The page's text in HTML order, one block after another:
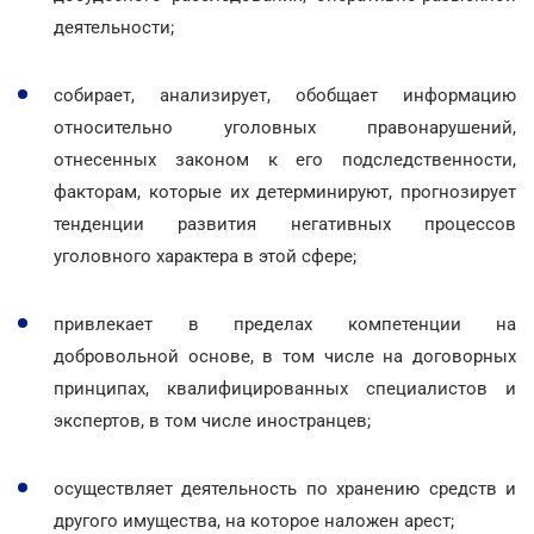
деятельности;
собирает, анализирует, обобщает информацию
относительно уголовных правонарушений,
отнесенных законом к его подследственности,
факторам, которые их детерминируют, прогнозирует
тенденции развития негативных процессов
уголовного характера в этой сфере;
привлекает в пределах компетенции на
добровольной основе, в том числе на договорных
принципах, квалифицированных специалистов и
экспертов, в том числе иностранцев;
осуществляет деятельность по хранению средств и
другого имущества, на которое наложен арест;